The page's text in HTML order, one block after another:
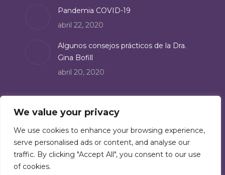
We value your privacy
We use cookies to enhance your browsing experience,
serve personalised ads or content, and analyse our
traffic. By clicking "Accept All", you consent to our use
of cookies.
Pandemia COVID-19
abril 22, 2020
Algunos consejos prácticos de la Dra.
Gina Bofill
abril 20, 2020
Suscríbete